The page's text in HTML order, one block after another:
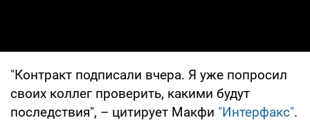
"Контракт подписали вчера. Я уже попросил
своих коллег проверить, какими будут
последствия", – цитирует Макфи "Интерфакс".